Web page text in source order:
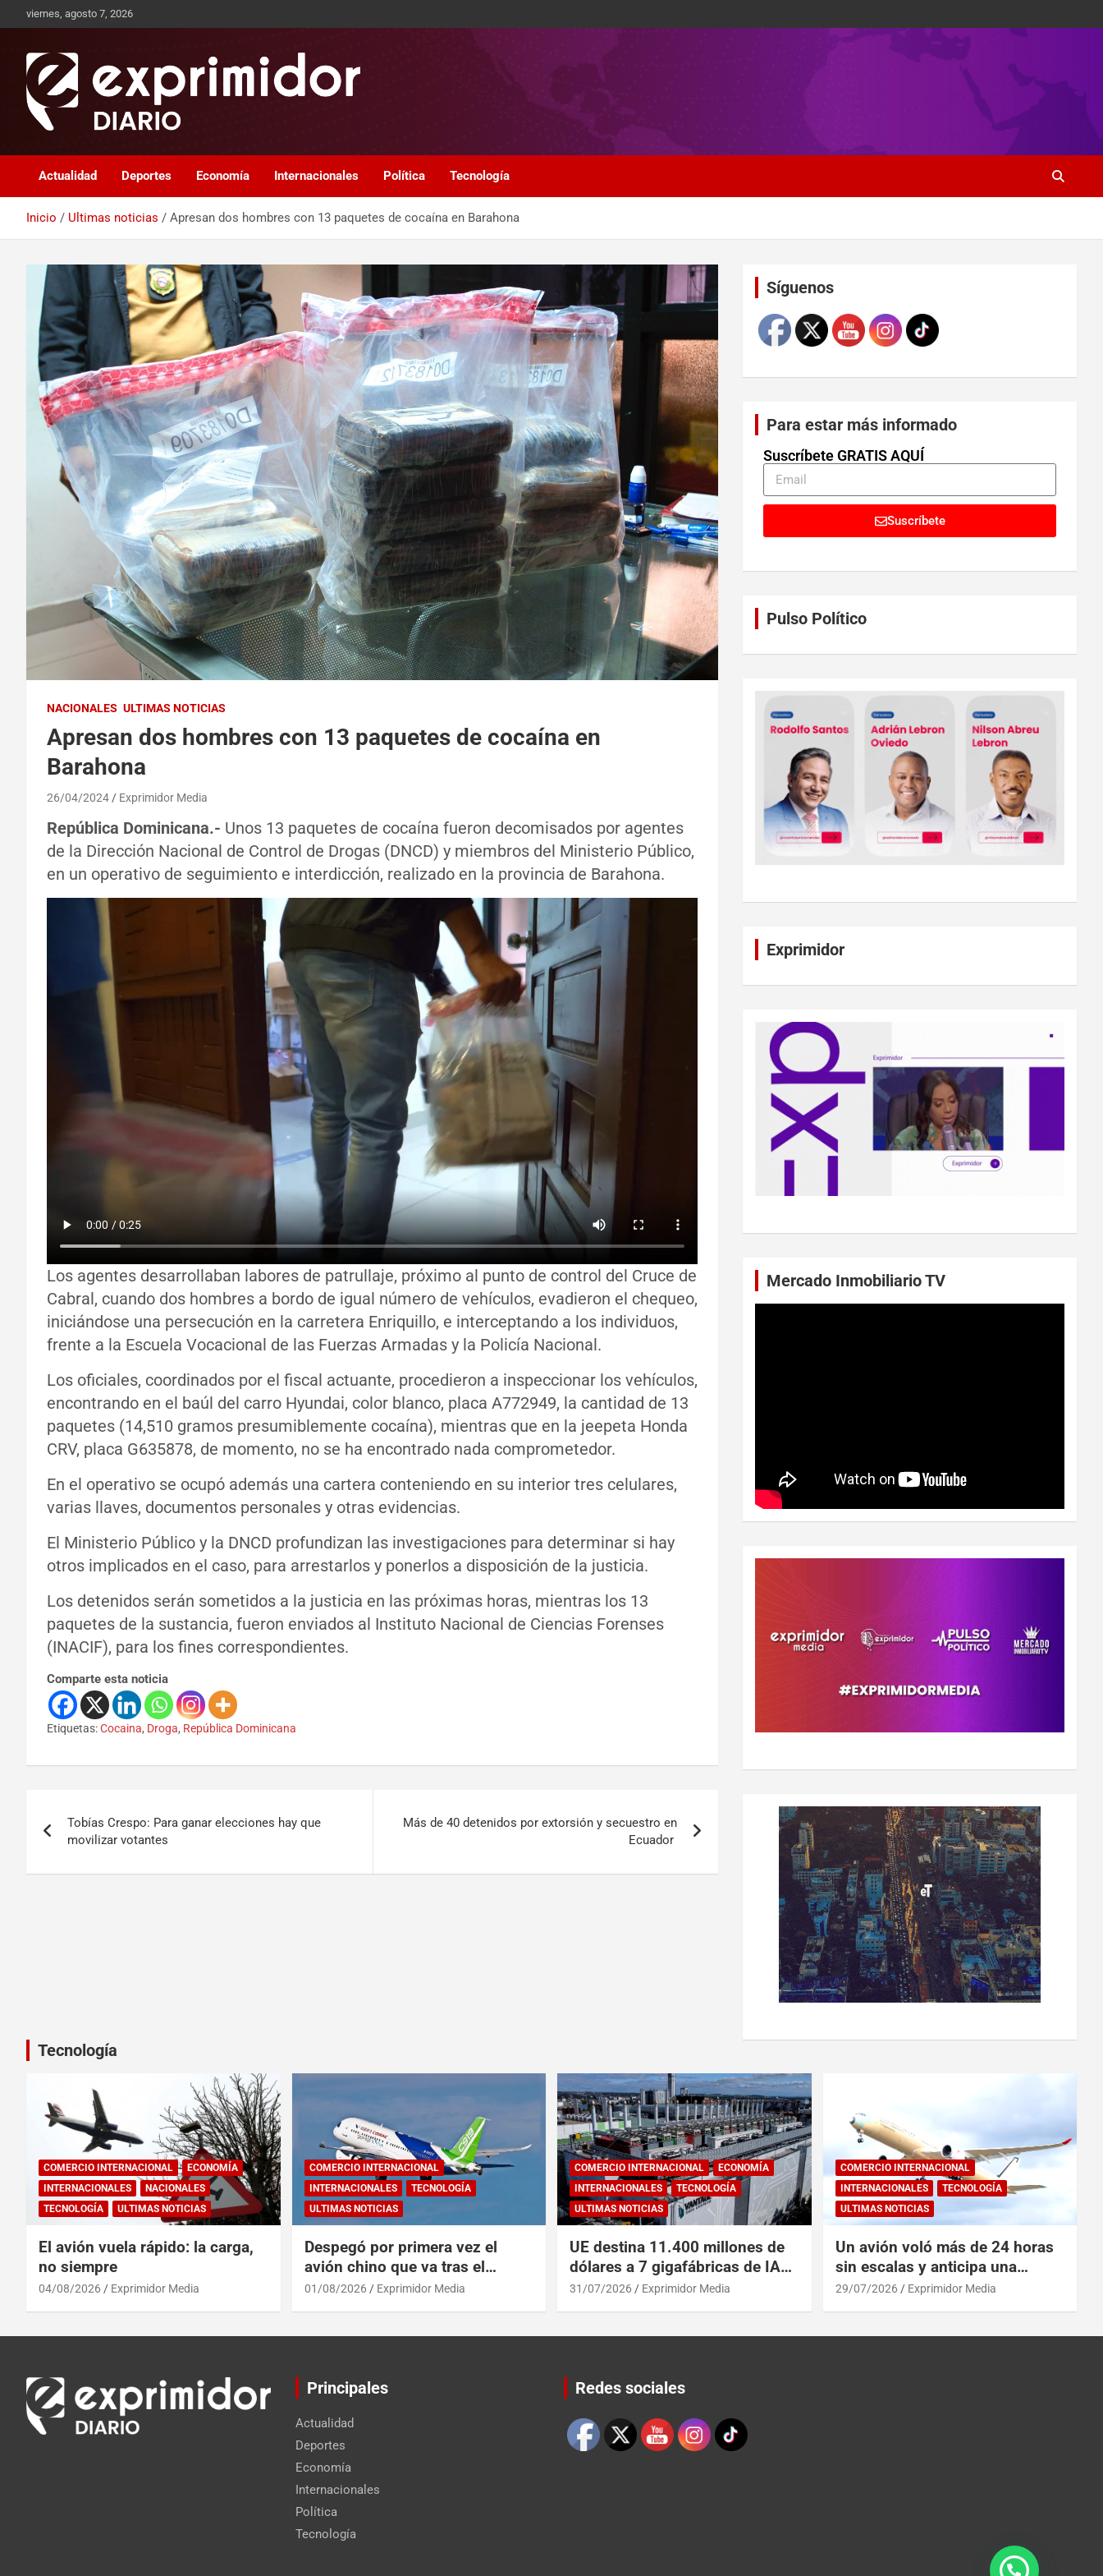
viernes, agosto 7, 2026
Exprimidor media
Actualidad Deportes Economía Internacionales Política Tecnología
Inicio Ultimas noticias Apresan dos hombres con 13 paquetes de cocaína en Barahona
NACIONALES ULTIMAS NOTICIAS
Apresan dos hombres con 13 paquetes de cocaína en
Barahona
26/04/2024 Exprimidor Media
República Dominicana.- Unos 13 paquetes de cocaína fueron decomisados por agentes
de la Dirección Nacional de Control de Drogas (DNCD) y miembros del Ministerio Público,
en un operativo de seguimiento e interdicción, realizado en la provincia de Barahona.
Los agentes desarrollaban labores de patrullaje, próximo al punto de control del Cruce de
Cabral, cuando dos hombres a bordo de igual número de vehículos, evadieron el chequeo,
iniciándose una persecución en la carretera Enriquillo, e interceptando a los individuos,
frente a la Escuela Vocacional de las Fuerzas Armadas y la Policía Nacional.
Los oficiales, coordinados por el fiscal actuante, procedieron a inspeccionar los vehículos,
encontrando en el baúl del carro Hyundai, color blanco, placa A772949, la cantidad de 13
paquetes (14,510 gramos presumiblemente cocaína), mientras que en la jeepeta Honda
CRV, placa G635878, de momento, no se ha encontrado nada comprometedor.
En el operativo se ocupó además una cartera conteniendo en su interior tres celulares,
varias llaves, documentos personales y otras evidencias.
El Ministerio Público y la DNCD profundizan las investigaciones para determinar si hay
otros implicados en el caso, para arrestarlos y ponerlos a disposición de la justicia.
Los detenidos serán sometidos a la justicia en las próximas horas, mientras los 13
paquetes de la sustancia, fueron enviados al Instituto Nacional de Ciencias Forenses
(INACIF), para los fines correspondientes.
Comparte esta noticia
Etiquetas:Cocaina, Droga, República Dominicana
Tobías Crespo: Para ganar elecciones hay que
movilizar votantes
Más de 40 detenidos por extorsión y secuestro en
Ecuador
SíguenosSet Youtube Channel ID
Para estar más informado
Suscríbete GRATIS AQUÍ
Suscríbete
Pulso Político
Exprimidor
Mercado Inmobiliario TV
Tecnología
COMERCIO INTERNACIONAL
ECONOMÍA
INTERNACIONALES
NACIONALES
TECNOLOGÍA
ULTIMAS NOTICIAS
El avión vuela rápido: la carga,
no siempre
04/08/2026 Exprimidor Media
COMERCIO INTERNACIONAL
INTERNACIONALES
TECNOLOGÍA
ULTIMAS NOTICIAS
Despegó por primera vez el
avión chino que va tras el
reinado del A319 en el Tíbet
01/08/2026 Exprimidor Media
COMERCIO INTERNACIONAL
ECONOMÍA
INTERNACIONALES
TECNOLOGÍA
ULTIMAS NOTICIAS
UE destina 11.400 millones de
dólares a 7 gigafábricas de IA
para alcanzar a EEUU y China
31/07/2026 Exprimidor Media
COMERCIO INTERNACIONAL
INTERNACIONALES
TECNOLOGÍA
ULTIMAS NOTICIAS
Un avión voló más de 24 horas
sin escalas y anticipa una
revolución en los viajes
29/07/2026 Exprimidor Media
Principales
Actualidad
Deportes
Economía
Internacionales
Política
Tecnología
Redes sociales
Set Youtube Channel ID